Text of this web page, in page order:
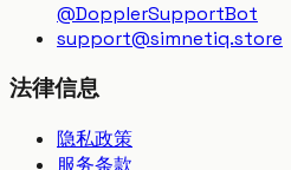
@DopplerSupportBot
support@simnetiq.store
法律信息
隐私政策
服务条款